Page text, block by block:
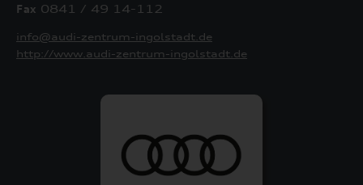
Fax 0841 / 49 14-112
info@audi-zentrum-ingolstadt.de
http://www.audi-zentrum-ingolstadt.de